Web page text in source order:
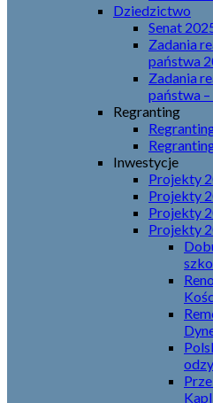
Dziedzictwo
Senat
Zadania
państwa
Zadania
państwa
Regranting
Inwestycje
Projekty
Projekty
Projekty
Projekty